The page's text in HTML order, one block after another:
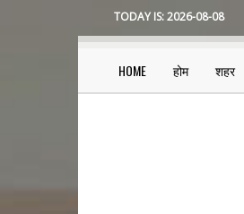
TODAY IS:2026-08-08
Main
HOME होम शहर